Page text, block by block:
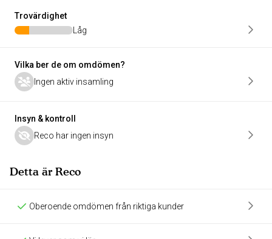
Trovärdighet
Låg
Vilka ber de om omdömen?
Ingen aktiv insamling
Insyn & kontroll
Reco har ingen insyn
Detta är Reco
Oberoende omdömen från riktiga kunder